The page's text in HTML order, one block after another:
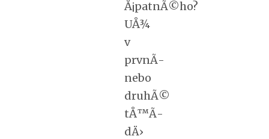
Å¡patnÃ©ho?
UÅ¾
v
prvnÃ­
nebo
druhÃ©
tÅ™Ã­
dÄ›